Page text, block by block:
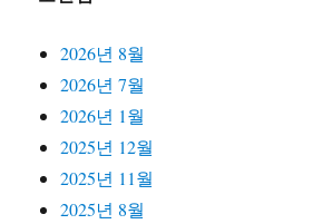
2026년 8월
2026년 7월
2026년 1월
2025년 12월
2025년 11월
2025년 8월